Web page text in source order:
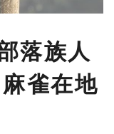
落族人
雀在地